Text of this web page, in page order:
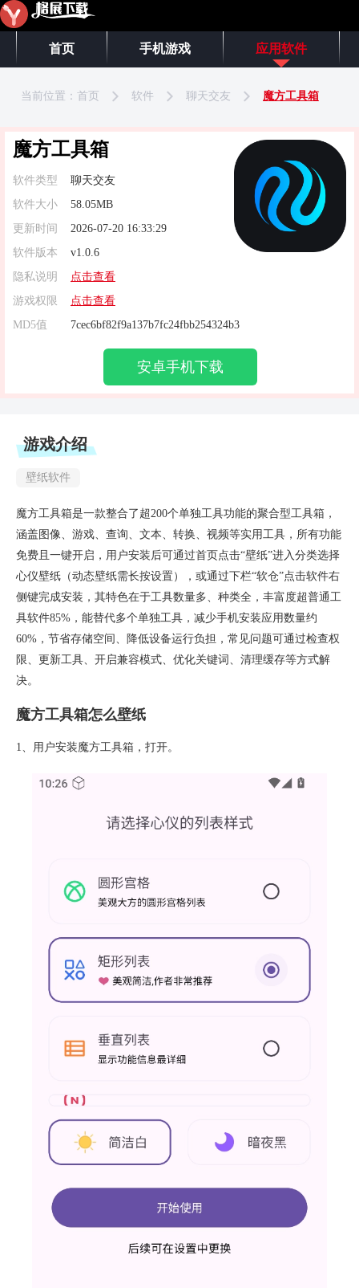
首页 手机游戏 应用软件
当前位置： 首页 软件 聊天交友 魔方工具箱
魔方工具箱
软件类型
聊天交友
软件大小
58.05MB
更新时间
2026-07-20 16:33:29
软件版本
v1.0.6
隐私说明
点击查看
游戏权限
点击查看
MD5值
7cec6bf82f9a137b7fc24fbb254324b3
安卓手机下载
游戏介绍
壁纸软件
魔方工具箱是一款整合了超200个单独工具功能的聚合型工具箱，
涵盖图像、游戏、查询、文本、转换、视频等实用工具，所有功能
免费且一键开启，用户安装后可通过首页点击“壁纸”进入分类选择
心仪壁纸（动态壁纸需长按设置），或通过下栏“软仓”点击软件右
侧键完成安装，其特色在于工具数量多、种类全，丰富度超普通工
具软件85%，能替代多个单独工具，减少手机安装应用数量约
60%，节省存储空间、降低设备运行负担，常见问题可通过检查权
限、更新工具、开启兼容模式、优化关键词、清理缓存等方式解
决。
魔方工具箱怎么壁纸
1、用户安装魔方工具箱，打开。